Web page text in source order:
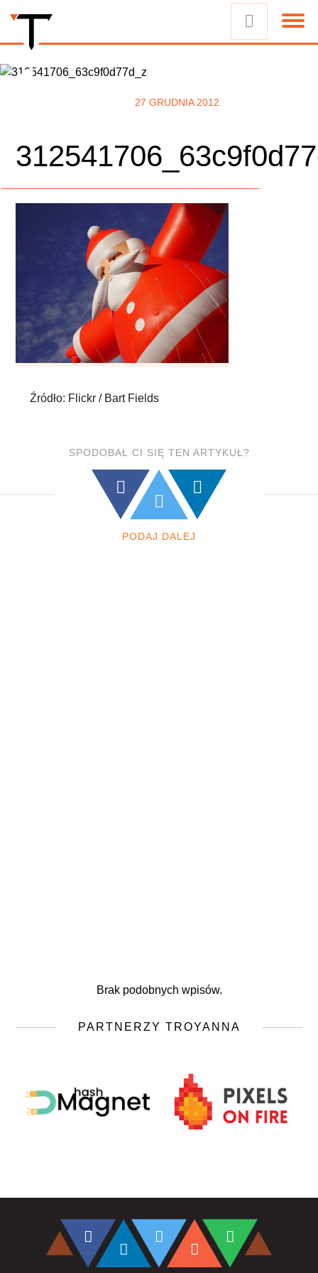
27 GRUDNIA 2012
Źródło: Flickr / Bart Fields
SPODOBAŁ CI SIĘ TEN ARTYKUŁ?
PODAJ DALEJ
Brak podobnych wpisów.
PARTNERZY TROYANNA